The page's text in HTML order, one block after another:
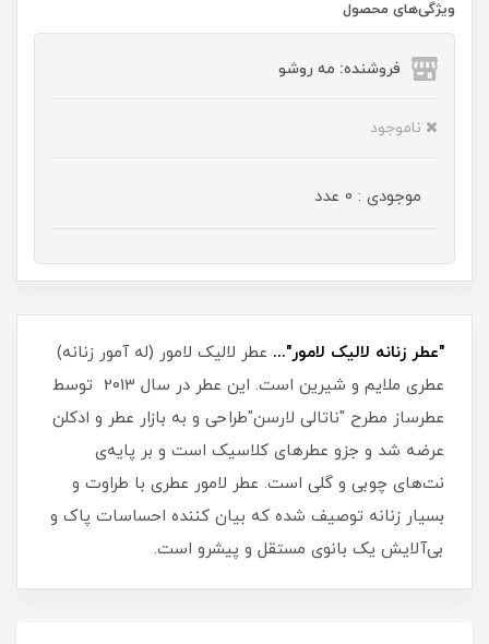
ویژگی‌های محصول
فروشنده: مه رو‌شو
ناموجود
موجودی : 0 عدد
"عطر زنانه لالیک لامور"... عطر لالیک لامور (له آمور زنانه)
عطری ملایم و شیرین است. این عطر در سال 2013 توسط
عطرساز مطرح "ناتالی لارسن"طراحی و به بازار عطر و ادکلن
عرضه شد و جزو عطرهای کلاسیک است و بر پایه‌ی
نت‌های چوبی و گلی است. عطر لامور عطری با طراوت و
بسیار زنانه توصیف شده که بیان کننده احساسات پاک و
بی‌آلایش یک بانوی مستقل و پیشرو است.